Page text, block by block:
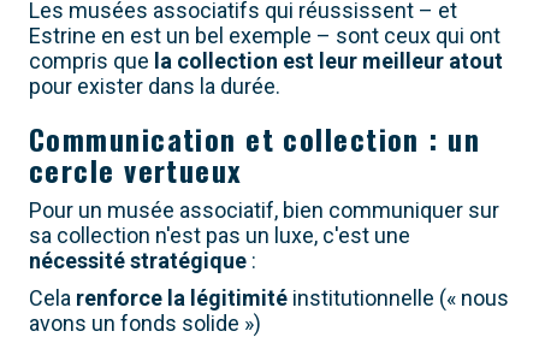
Les musées associatifs qui réussissent – et
Estrine en est un bel exemple – sont ceux qui ont
compris que la collection est leur meilleur atout
pour exister dans la durée.
Communication et collection : un
cercle vertueux
Pour un musée associatif, bien communiquer sur
sa collection n'est pas un luxe, c'est une
nécessité stratégique :
Cela renforce la légitimité institutionnelle (« nous
avons un fonds solide »)